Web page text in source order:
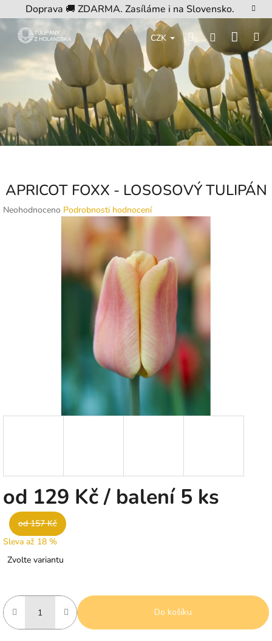
na
obsah
Doprava 🚚 ZDARMA. Zasíláme i na Slovensko.
CZK HledatPřihlášení
košík
APRICOT FOXX - LOSOSOVÝ TULIPÁN
Průměrné
Neohodnoceno Podrobnosti hodnocení
od 129 Kč/ balení 5 ks
od 157 Kč
Sleva až 18 %
cena:
Zvolte variantu
Do košíku